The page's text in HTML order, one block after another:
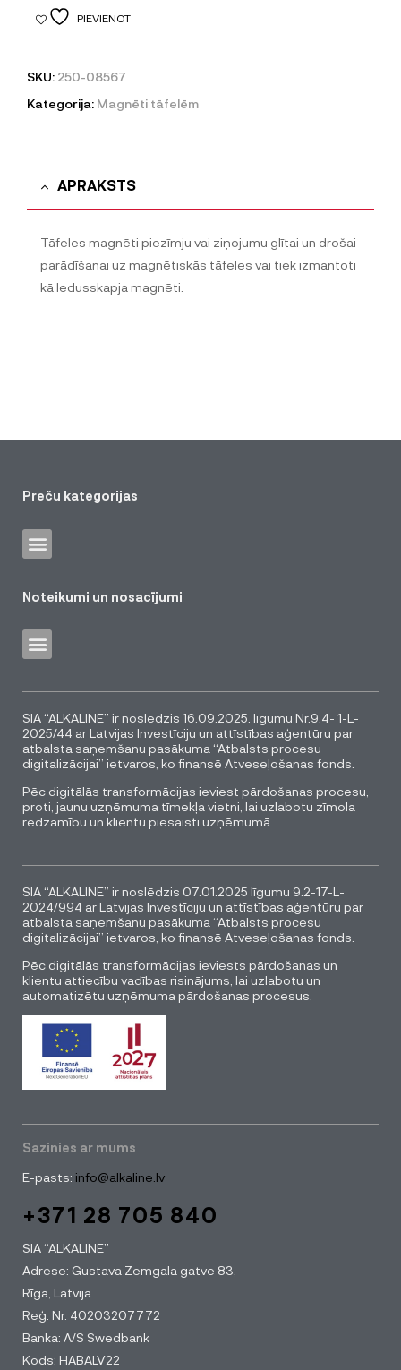
PIEVIENOT
SKU: 250-08567
Kategorija: Magnēti tāfelēm
APRAKSTS
Tāfeles magnēti piezīmju vai ziņojumu glītai un drošai
parādīšanai uz magnētiskās tāfeles vai tiek izmantoti
kā ledusskapja magnēti.
Preču kategorijas
Noteikumi un nosacījumi
SIA “ALKALINE” ir noslēdzis 16.09.2025. līgumu Nr.9.4- 1-L-
2025/44 ar Latvijas Investīciju un attīstības aģentūru par
atbalsta saņemšanu pasākuma “Atbalsts procesu
digitalizācijai” ietvaros, ko finansē Atveseļošanas fonds.
Pēc digitālās transformācijas ieviest pārdošanas procesu,
proti, jaunu uzņēmuma tīmekļa vietni, lai uzlabotu zīmola
redzamību un klientu piesaisti uzņēmumā.
SIA “ALKALINE” ir noslēdzis 07.01.2025 līgumu 9.2-17-L-
2024/994 ar Latvijas Investīciju un attīstības aģentūru par
atbalsta saņemšanu pasākuma “Atbalsts procesu
digitalizācijai” ietvaros, ko finansē Atveseļošanas fonds.
Pēc digitālās transformācijas ieviests pārdošanas un
klientu attiecību vadības risinājums, lai uzlabotu un
automatizētu uzņēmuma pārdošanas procesus.
Sazinies ar mums
E-pasts: info@alkaline.lv
+371 28 705 840
SIA “ALKALINE”
Adrese: Gustava Zemgala gatve 83,
Rīga, Latvija
Reģ. Nr. 40203207772
Banka: A/S Swedbank
Kods: HABALV22